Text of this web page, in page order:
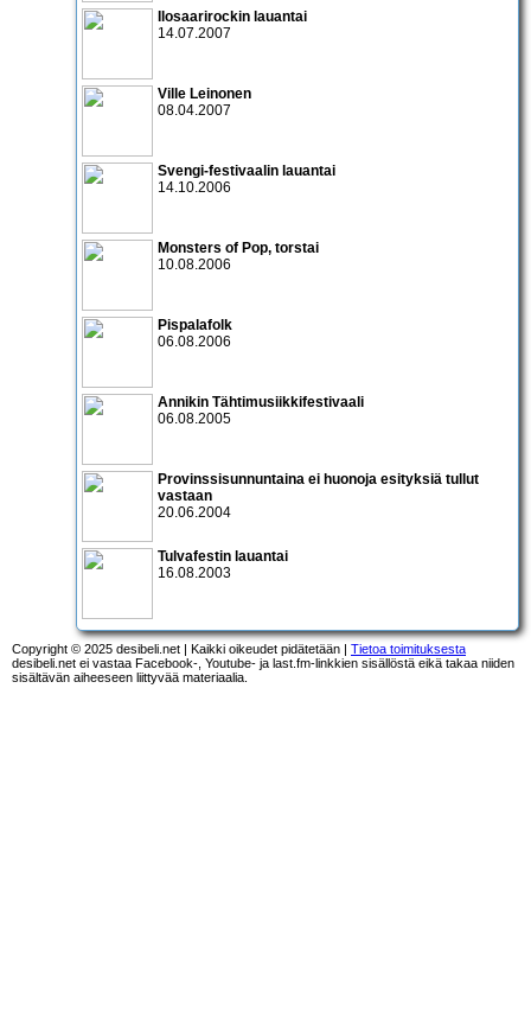
Ilosaarirockin lauantai
14.07.2007
Ville Leinonen
08.04.2007
Svengi-festivaalin lauantai
14.10.2006
Monsters of Pop, torstai
10.08.2006
Pispalafolk
06.08.2006
Annikin Tähtimusiikkifestivaali
06.08.2005
Provinssisunnuntaina ei huonoja esityksiä tullut
vastaan
20.06.2004
Tulvafestin lauantai
16.08.2003
Copyright © 2025 desibeli.net | Kaikki oikeudet pidätetään | Tietoa toimituksesta
desibeli.net ei vastaa Facebook-, Youtube- ja last.fm-linkkien sisällöstä eikä takaa niiden
sisältävän aiheeseen liittyvää materiaalia.